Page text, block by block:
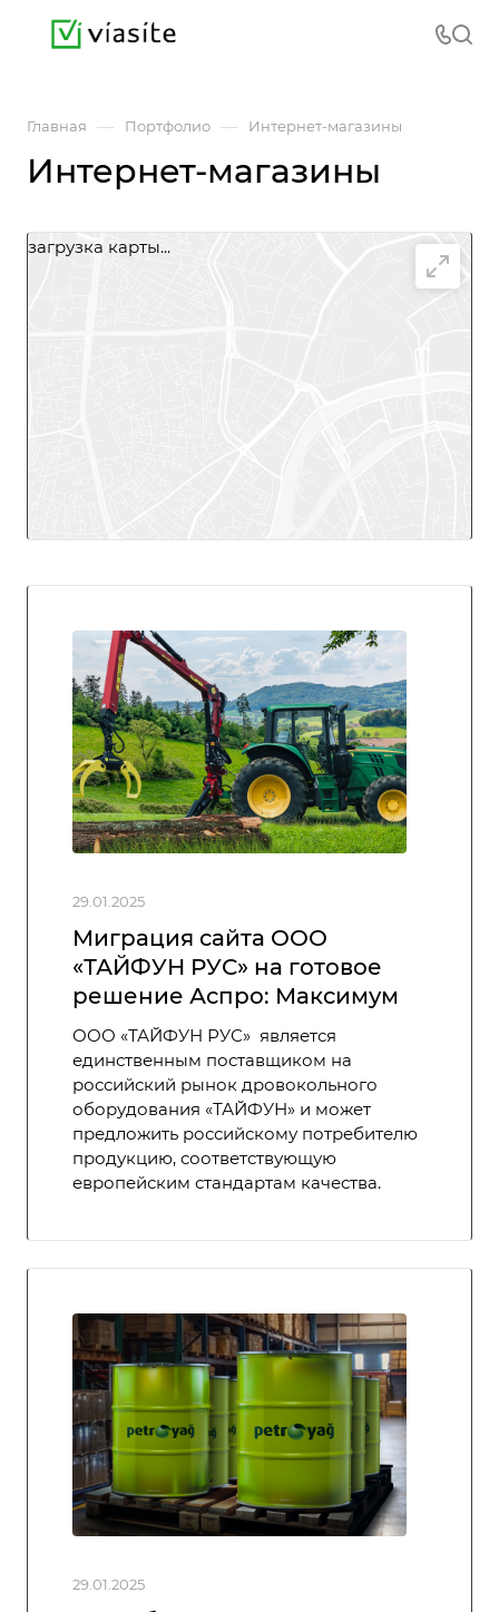
Главная — Портфолио — Интернет-магазины
Интернет-магазины
загрузка карты...
29.01.2025
Миграция сайта ООО
«ТАЙФУН РУС» на готовое
решение Аспро: Максимум
ООО «ТАЙФУН РУС» является
единственным поставщиком на
российский рынок дровокольного
оборудования «ТАЙФУН» и может
предложить российскому потребителю
продукцию, соответствующую
европейским стандартам качества.
29.01.2025